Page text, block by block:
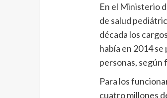
En el Ministerio
de salud
década los
había en 2014
personas, según
Para los
cuatro millones